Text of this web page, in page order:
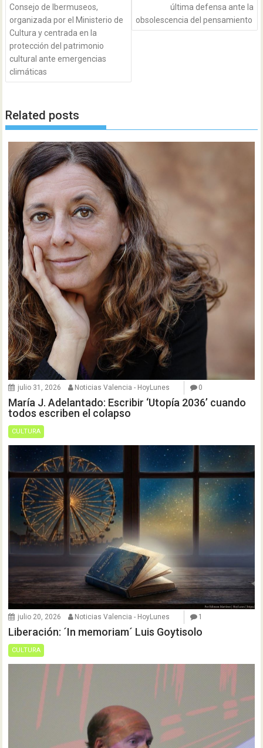
Consejo de Ibermuseos,
organizada por el Ministerio de
Cultura y centrada en la
protección del patrimonio
cultural ante emergencias
climáticas
última defensa ante la
obsolescencia del pensamiento
Related posts
julio 31, 2026 Noticias Valencia - HoyLunes 0
María J. Adelantado: Escribir ‘Utopía 2036’ cuando
todos escriben el colapso
CULTURA
julio 20, 2026 Noticias Valencia - HoyLunes 1
Liberación: ´In memoriam´ Luis Goytisolo
CULTURA